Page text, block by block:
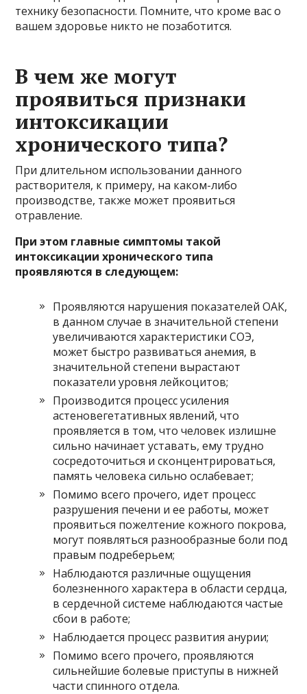
технику безопасности. Помните, что кроме вас о
вашем здоровье никто не позаботится.
В чем же могут
проявиться признаки
интоксикации
хронического типа?
При длительном использовании данного
растворителя, к примеру, на каком-либо
производстве, также может проявиться
отравление.
При этом главные симптомы такой
интоксикации хронического типа
проявляются в следующем:
Проявляются нарушения показателей ОАК,
в данном случае в значительной степени
увеличиваются характеристики СОЭ,
может быстро развиваться анемия, в
значительной степени вырастают
показатели уровня лейкоцитов;
Производится процесс усиления
астеновегетативных явлений, что
проявляется в том, что человек излишне
сильно начинает уставать, ему трудно
сосредоточиться и сконцентрироваться,
память человека сильно ослабевает;
Помимо всего прочего, идет процесс
разрушения печени и ее работы, может
проявиться пожелтение кожного покрова,
могут появляться разнообразные боли под
правым подреберьем;
Наблюдаются различные ощущения
болезненного характера в области сердца,
в сердечной системе наблюдаются частые
сбои в работе;
Наблюдается процесс развития анурии;
Помимо всего прочего, проявляются
сильнейшие болевые приступы в нижней
части спинного отдела.